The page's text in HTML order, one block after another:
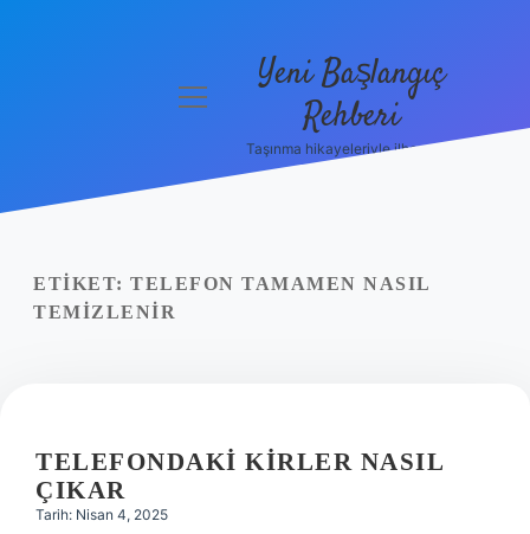
Politikası
Yasal Uyarı
menüyü
Yeni Başlangıç
Rehberi
Taşınma hikayeleriyle ilham bul!
ETIKET: TELEFON TAMAMEN NASIL
TEMIZLENIR
TELEFONDAKI KIRLER NASIL
ÇIKAR
Tarih: Nisan 4, 2025